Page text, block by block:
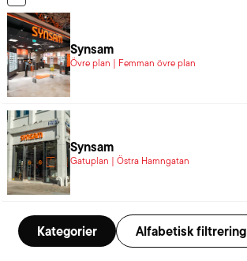
Synsam
Övre plan | Femman övre plan
Synsam
Gatuplan | Östra Hamngatan
Kategorier Alfabetisk filtrering